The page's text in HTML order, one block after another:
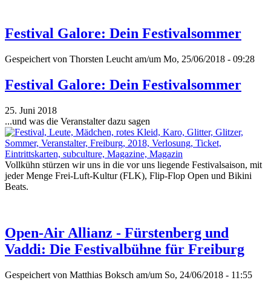
Festival Galore: Dein Festivalsommer
Gespeichert von Thorsten Leucht am/um Mo, 25/06/2018 - 09:28
Festival Galore: Dein Festivalsommer
25. Juni 2018
...und was die Veranstalter dazu sagen
Vollkühn stürzen wir uns in die vor uns liegende Festivalsaison, mit
jeder Menge Frei-Luft-Kultur (FLK), Flip-Flop Open und Bikini
Beats.
Open-Air Allianz - Fürstenberg und
Vaddi: Die Festivalbühne für Freiburg
Gespeichert von Matthias Boksch am/um So, 24/06/2018 - 11:55